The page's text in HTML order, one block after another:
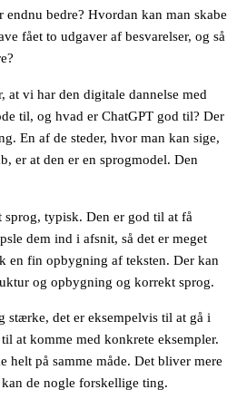
bedre? Hvordan kan man skabe
fået to udgaver af besvarelser, og så
at vi har den digitale dannelse med
til, og hvad er ChatGPT god til? Der
En af de steder, hvor man kan sige,
er at den er en sprogmodel. Den
typisk. Den er god til at få
dem ind i afsnit, så det er meget
en fin opbygning af teksten. Der kan
og opbygning og korrekt sprog.
stærke, det er eksempelvis til at gå i
at komme med konkrete eksempler.
helt på samme måde. Det bliver mere
de nogle forskellige ting.